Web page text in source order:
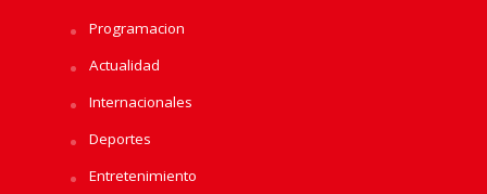
Programacion
Actualidad
Internacionales
Deportes
Entretenimiento